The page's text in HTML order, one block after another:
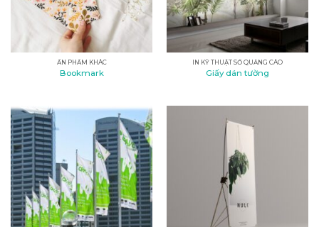
ẤN PHẨM KHÁC
Bookmark
IN KỸ THUẬT SỐ QUẢNG CÁO
Giấy dán tường